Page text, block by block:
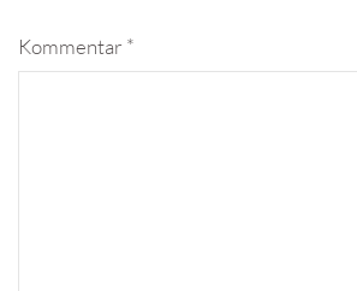
Kommentar *